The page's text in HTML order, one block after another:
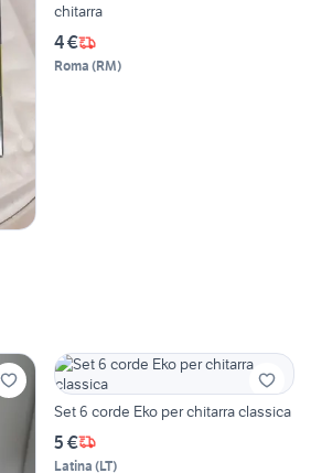
chitarra
4 €
Roma (RM)
Set 6 corde Eko per chitarra classica
5 €
Latina (LT)